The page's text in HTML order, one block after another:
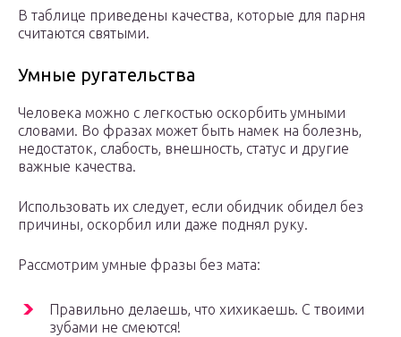
В таблице приведены качества, которые для парня
считаются святыми.
Умные ругательства
Человека можно с легкостью оскорбить умными
словами. Во фразах может быть намек на болезнь,
недостаток, слабость, внешность, статус и другие
важные качества.
Использовать их следует, если обидчик обидел без
причины, оскорбил или даже поднял руку.
Рассмотрим умные фразы без мата:
Правильно делаешь, что хихикаешь. С твоими
зубами не смеются!